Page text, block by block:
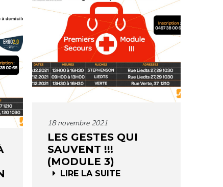
18 novembre 2021
LES GESTES QUI
SAUVENT !!!
(MODULE 3)
LIRE LA SUITE